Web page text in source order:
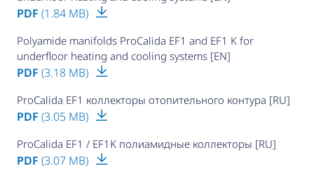
PDF (1.84 MB)
Polyamide manifolds ProCalida EF1 and EF1 K for
underfloor heating and cooling systems [EN]
PDF (3.18 MB)
ProCalida EF1 коллекторы отопительного контура [RU]
PDF (3.05 MB)
ProCalida EF1 / EF1K полиамидные коллекторы [RU]
PDF (3.07 MB)